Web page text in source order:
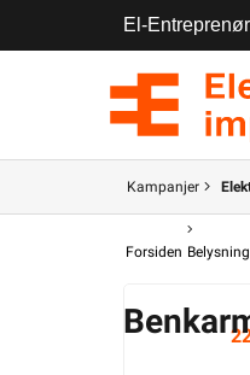
El-Entreprenør
Kampanjer
Forsiden Belysning